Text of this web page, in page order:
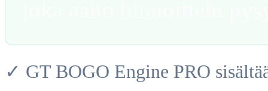
✓ GT BOGO Engine PRO